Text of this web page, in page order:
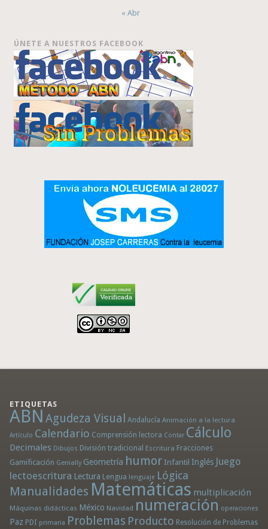
« Abr
ÚNETE A NUESTROS FACEBOOK
ETIQUETAS
ABN Agudeza Visual Andalucía Animación a la lectura
Artículo Calendario Comprensión lectora Contar Cálculo
Decimales Dibujos División tradicional Escritura Fracciones
Gamificación Genially Geometría humor Infantil Inglés Juego
lectoescritura Lectura Lengua lenguaje Lógica
Manualidades Matemáticas multiplicación
Máquinas didácticas México Navidad numeración operaciones
Paz PDI primaria Problemas Producto Resolución de Problemas